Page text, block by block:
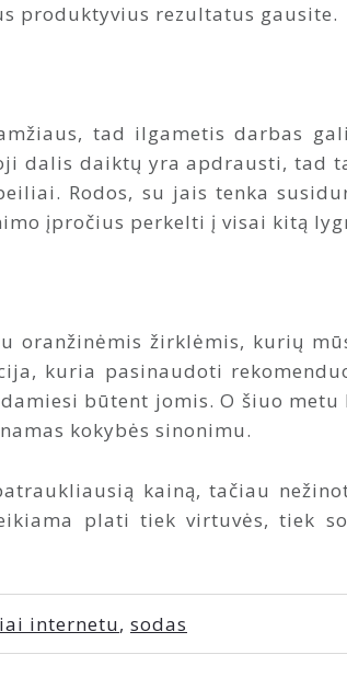
produktyvius rezultatus gausite.
tad ilgametis darbas
dalis daiktų yra apdrausti, tad
Rodos, su jais tenka
įpročius perkelti į visai kitą
oranžinėmis žirklėmis, kurių
kuria pasinaudoti
būtent jomis. O šiuo
kokybės sinonimu.
kainą, tačiau
plati tiek virtuvės, tiek
internetu, sodas